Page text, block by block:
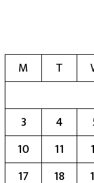
M
T
3
4
10
11
17
18